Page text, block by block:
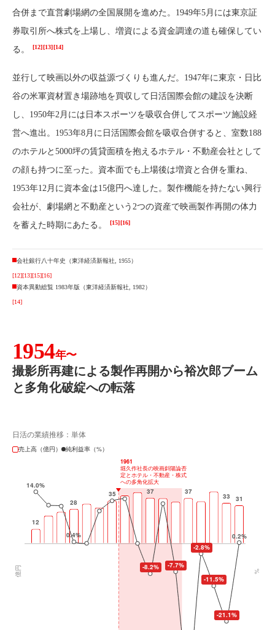
合併まで直営劇場網の全国展開を進めた。1949年5月には東京証
券取引所へ株式を上場し、増資による資金調達の道も確保してい
る。
[12][13][14]
並行して映画以外の収益源づくりも進んだ。1947年に東京・日比
谷の米軍資材置き場跡地を買収して日活国際会館の建設を決断
し、1950年2月には日本スポーツを吸収合併してスポーツ施設経
営へ進出。1953年8月に日活国際会館を吸収合併すると、室数188
のホテルと5000坪の賃貸面積を抱えるホテル・不動産会社として
の顔も持つに至った。資本面でも上場後は増資と合併を重ね、
1953年12月に資本金は15億円へ達した。製作機能を持たない興行
会社が、劇場網と不動産という2つの資産で映画製作再開の体力
を蓄えた時期にあたる。
[15][16]
会社銀行八十年史（東洋経済新報社, 1955）
[12][13][15][16]
資本異動総覧 1983年版（東洋経済新報社, 1982）
[14]
1954年〜
撮影所再建による製作再開から裕次郎ブーム
と多角化破綻への転落
日活の業績推移：単体
売上高（億円）
純利益率（%）